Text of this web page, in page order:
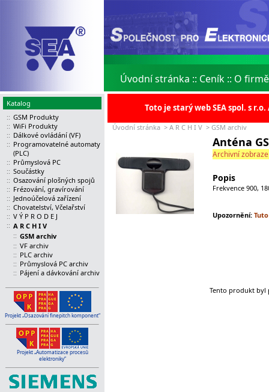
Úvodní stránka :: Ceník :: O firmě
Katalog
:: GSM Produkty
:: WiFi Produkty
:: Dálkové ovládání (VF)
:: Programovatelné automaty
(PLC)
:: Průmyslová PC
:: Součástky
:: Osazování plošných spojů
:: Frézování, gravírování
:: Jednoúčelová zařízení
:: Chovatelství, Včelařství
:: V Ý P R O D E J
:: A R C H I V
:: GSM archiv
:: VF archiv
:: PLC archiv
:: Průmyslová PC archiv
:: Pájení a dávkování archiv
Projekt „Osazování finepitch komponent“
Projekt „Automatizace procesů
elektroniky“
Toto je starý web SEA spol. s
Úvodní stránka > A R C H I V > GSM archiv
Anténa
Archivní
Popis
Frekvence 900,
Upozornění:
Tento produkt byl